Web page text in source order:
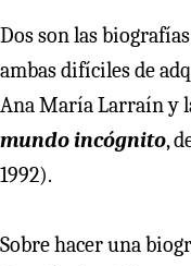
Dos son las
ambas difíciles de
Ana María Larraín y
mundo incógnito,
1992).
Sobre hacer una